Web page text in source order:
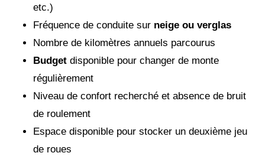
etc.)
Fréquence de conduite sur neige ou verglas
Nombre de kilomètres annuels parcourus
Budget disponible pour changer de monte
régulièrement
Niveau de confort recherché et absence de bruit
de roulement
Espace disponible pour stocker un deuxième jeu
de roues